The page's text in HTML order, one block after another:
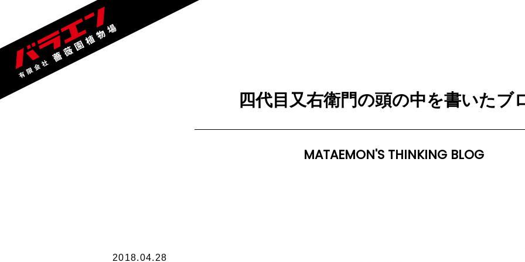
四代目又右衛門の頭の中を書いたブ
MATAEMON'S THINKING BLOG
2018.04.28